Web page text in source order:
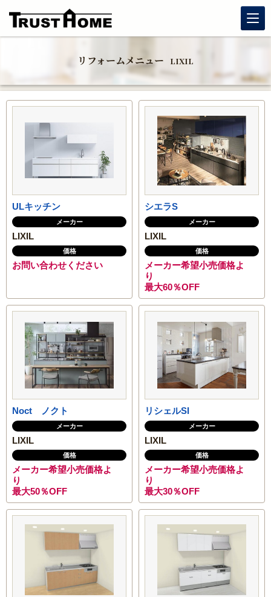
玄関リフォーム
戸建住宅リフォーム
マンションリフォーム
福岡リフォーム補助金情報｜2026年住宅省エネキャンペーン
対応
窓リフォーム（内窓・窓交換・断熱窓）
防犯対策リフォーム
遮熱対策リフォーム
内装リフォーム
バリアフリーリフォーム
熱中症対策リフォームの基礎知識｜住宅・倉庫・施設での暑
さ対策
施工エリアから探す｜地域別リフォーム実績紹介
浴室乾燥機の交換・後付け
レンジフード（換気扇）リフォーム
リフォームメニュー LIXIL
ULキッチン
メーカー
LIXIL
価格
お問い合わせください
シエラS
メーカー
LIXIL
価格
メーカー希望小売価格よ
り
最大60％OFF
Noct ノクト
メーカー
LIXIL
価格
メーカー希望小売価格よ
り
最大50％OFF
リシェルSI
メーカー
LIXIL
価格
メーカー希望小売価格よ
り
最大30％OFF